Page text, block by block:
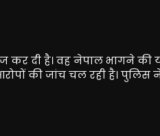
कर दी है। वह नेपाल भागने की
की जांच चल रही है।